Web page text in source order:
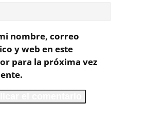
nombre, correo
y web en este
para la próxima vez